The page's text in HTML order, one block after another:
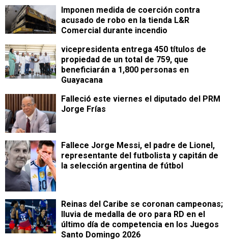
Imponen medida de coerción contra
acusado de robo en la tienda L&R
Comercial durante incendio
vicepresidenta entrega 450 títulos de
propiedad de un total de 759, que
beneficiarán a 1,800 personas en
Guayacana
Falleció este viernes el diputado del PRM
Jorge Frías
Fallece Jorge Messi, el padre de Lionel,
representante del futbolista y capitán de
la selección argentina de fútbol
Reinas del Caribe se coronan campeonas;
lluvia de medalla de oro para RD en el
último día de competencia en los Juegos
Santo Domingo 2026